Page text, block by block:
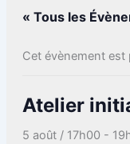
« Tous les
Cet évènement est
Atelier
5 août / 17h00 -